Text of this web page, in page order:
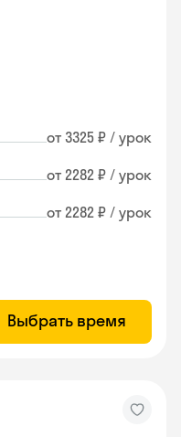
от 3325 ₽ / урок
от 2282 ₽ / урок
от 2282 ₽ / урок
Выбрать время